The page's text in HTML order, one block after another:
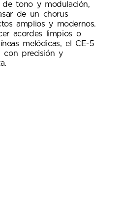
de tono y modulación,
de un chorus
amplios y modernos.
acordes limpios o
melódicas, el CE-5
con precisión y